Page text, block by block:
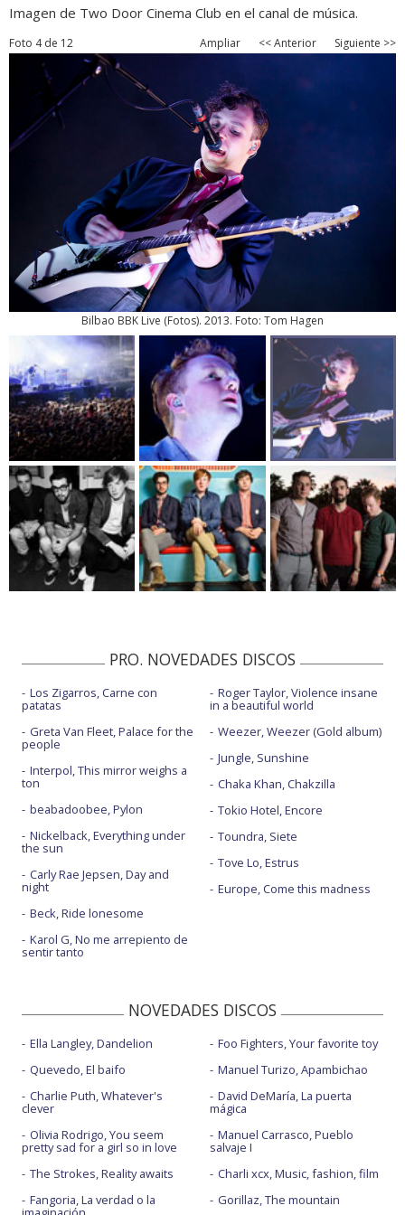
Imagen de Two Door Cinema Club en el canal de música.
Foto 4 de 12 Ampliar << Anterior Siguiente >>
Bilbao BBK Live (Fotos). 2013. Foto: Tom Hagen
PRO. NOVEDADES DISCOS
Los Zigarros, Carne con
patatas
Greta Van Fleet, Palace for the
people
Interpol, This mirror weighs a
ton
beabadoobee, Pylon
Nickelback, Everything under
the sun
Carly Rae Jepsen, Day and
night
Beck, Ride lonesome
Karol G, No me arrepiento de
sentir tanto
Roger Taylor, Violence insane
in a beautiful world
Weezer, Weezer (Gold album)
Jungle, Sunshine
Chaka Khan, Chakzilla
Tokio Hotel, Encore
Toundra, Siete
Tove Lo, Estrus
Europe, Come this madness
NOVEDADES DISCOS
Ella Langley, Dandelion
Quevedo, El baifo
Charlie Puth, Whatever's
clever
Olivia Rodrigo, You seem
pretty sad for a girl so in love
The Strokes, Reality awaits
Fangoria, La verdad o la
Foo Fighters, Your favorite toy
Manuel Turizo, Apambichao
David DeMaría, La puerta
mágica
Manuel Carrasco, Pueblo
salvaje I
Charli xcx, Music, fashion, film
Gorillaz, The mountain